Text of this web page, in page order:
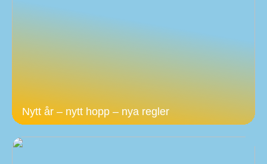
Nytt år – nytt hopp – nya regler